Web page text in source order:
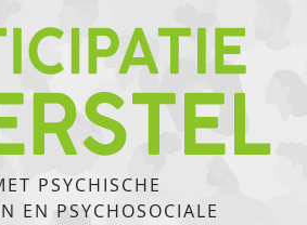
PSYCHISCHE
EN PSYCHOSOCIALE